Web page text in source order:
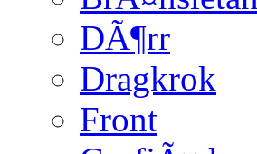
DÃ¶rr
Dragkrok
Front